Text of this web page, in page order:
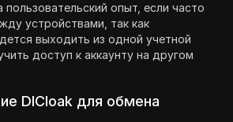
опыт, если часто
устройствами, так как
выходить из одной учетной
доступ к аккаунту на другом
DICloak для обмена